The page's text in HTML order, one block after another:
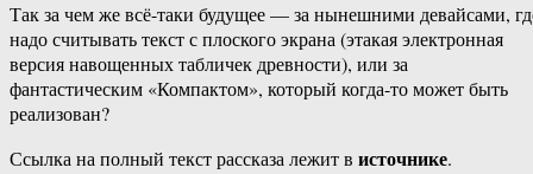
Так за чем же всё-таки будущее — за нынешними девайсами,
надо считывать текст с плоского экрана (этакая электронная
версия навощенных табличек древности), или за
фантастическим «Компактом», который когда-то может быть
реализован?
Ссылка на полный текст рассказа лежит в источнике.